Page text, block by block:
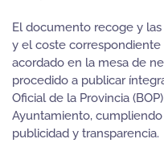
El documento recoge y
y el coste
acordado en la mesa de
procedido a publicar
Oficial de la Provincia
Ayuntamiento,
publicidad y transparencia.